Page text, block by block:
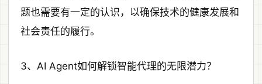
题也需要有一定的认识，以确保技术的健康发展和
社会责任的履行。
3、AI Agent如何解锁智能代理的无限潜力？